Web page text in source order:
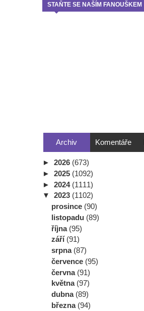
STAŇTE SE NAŠÍM FANOUŠKEM
Archiv Komentáře
► 2026 (673)
► 2025 (1092)
► 2024 (1111)
▼ 2023 (1102)
prosince (90)
listopadu (89)
října (95)
září (91)
srpna (87)
července (95)
června (91)
května (97)
dubna (89)
března (94)